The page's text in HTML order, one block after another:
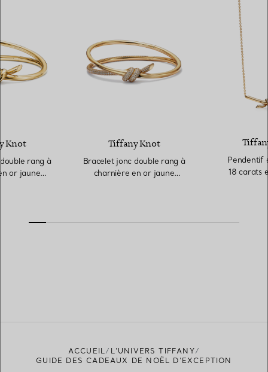
Knot
rang à
or jaune
Tiffany Knot
Bracelet jonc double rang à
charnière en or jaune
Pendentif
18 carats
ACCUEIL
L’UNIVERS TIFFANY
GUIDE DES CADEAUX DE NOËL D’EXCEPTION